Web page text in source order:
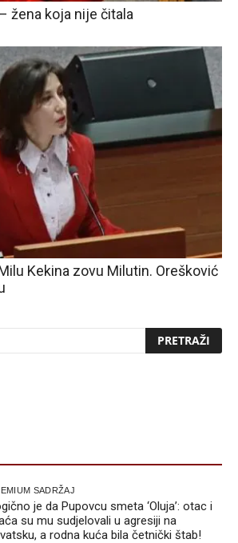
žena koja nije čitala
Kekina zovu Milutin. Orešković
SADRŽAJ
je da Pupovcu smeta ‘Oluja’: otac i
su mu sudjelovali u agresiji na
a rodna kuća bila četnički štab!